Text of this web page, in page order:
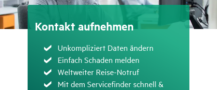
Kontakt aufnehmen
Zutreffend
Unkompliziert Daten ändern
Zutreffend
Einfach Schaden melden
Zutreffend
Weltweiter Reise-Notruf
Zutreffend
Mit dem Servicefinder schnell &